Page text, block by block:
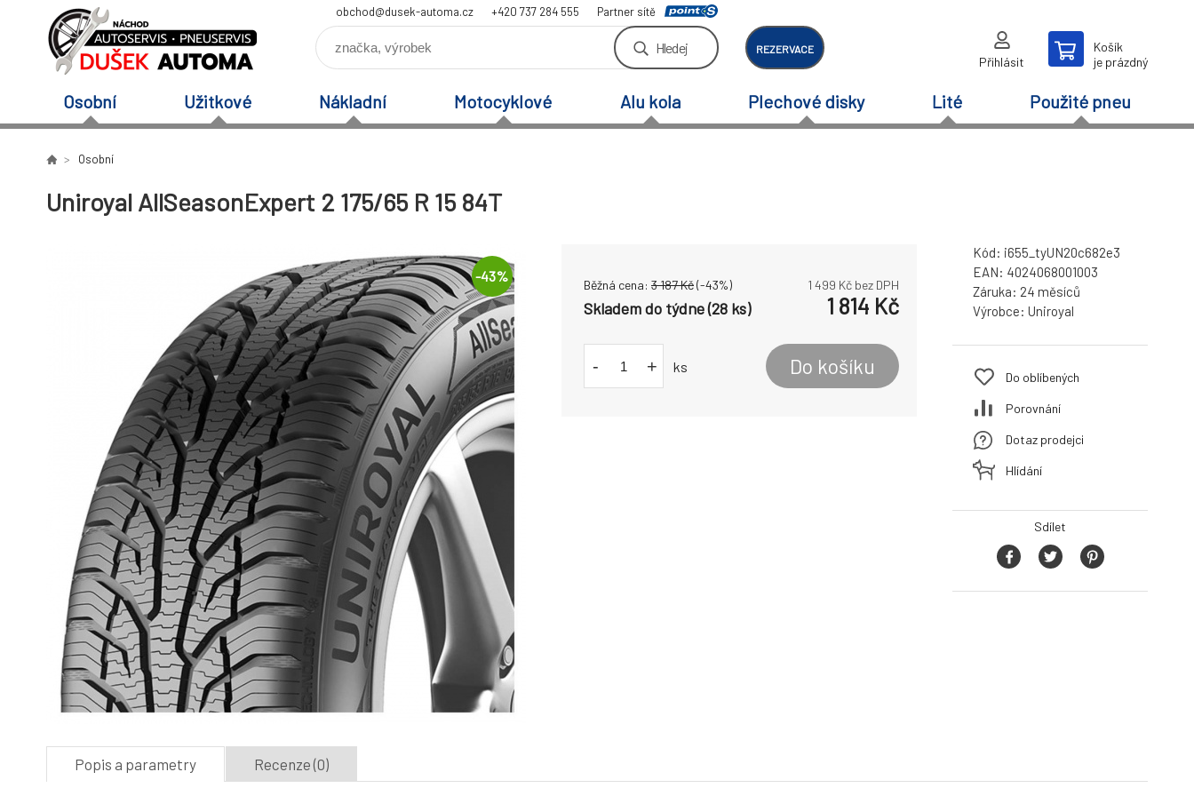
obchod@dusek-automa.cz +420 737 284 555 Partner sítě
Hledej REZERVACE
Přihlásit
Košík
je prázdný
Osobní Užitkové Nákladní Motocyklové Alu kola Plechové disky Lité Použité pneu
Osobní
Uniroyal AllSeasonExpert 2 175/65 R 15 84T
-43%
Běžná cena: 3 187Kč(-43%) 1 499 Kč bez DPH
Skladem do týdne (28 ks) 1 814 Kč
- + ks Do košíku
Kód: i655_tyUN20c682e3
EAN: 4024068001003
Záruka: 24 měsíců
Výrobce: Uniroyal
Do oblíbených
Porovnání
Dotaz prodejci
Hlídání
Sdílet
Popis a parametry Recenze (0)